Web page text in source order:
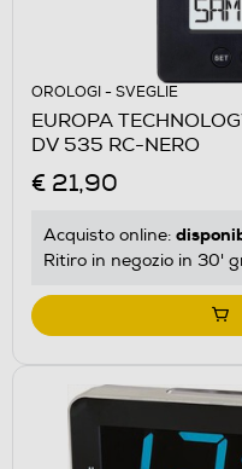
OROLOGI - SVEGLIE
EUROPA
DV 535 RC-NERO
€ 21,90
Acquisto online:
Ritiro in negozio in 30'